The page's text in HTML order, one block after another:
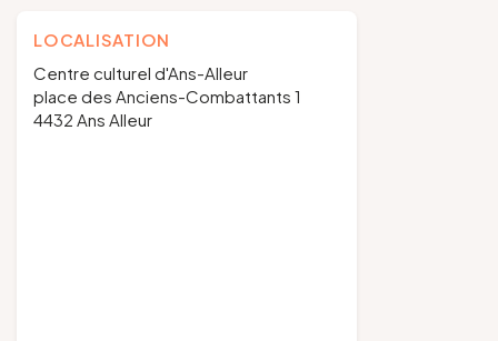
LOCALISATION
Centre culturel d'Ans-Alleur
place des Anciens-Combattants 1
4432 Ans Alleur